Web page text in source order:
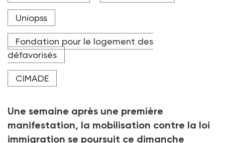
Uniopss
Fondation pour le logement des
défavorisés
CIMADE
Une semaine après une première
manifestation, la mobilisation contre la loi
immigration se poursuit ce dimanche